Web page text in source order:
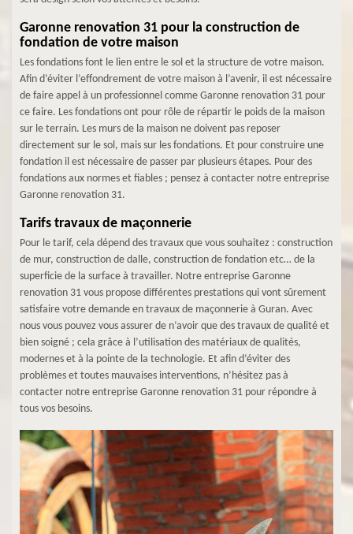
Garonne renovation 31 pour la construction de
fondation de votre maison
Les fondations font le lien entre le sol et la structure de votre maison.
Afin d’éviter l’effondrement de votre maison à l’avenir, il est nécessaire
de faire appel à un professionnel comme Garonne renovation 31 pour
ce faire. Les fondations ont pour rôle de répartir le poids de la maison
sur le terrain. Les murs de la maison ne doivent pas reposer
directement sur le sol, mais sur les fondations. Et pour construire une
fondation il est nécessaire de passer par plusieurs étapes. Pour des
fondations aux normes et fiables ; pensez à contacter notre entreprise
Garonne renovation 31.
Tarifs travaux de maçonnerie
Pour le tarif, cela dépend des travaux que vous souhaitez : construction
de mur, construction de dalle, construction de fondation etc… de la
superficie de la surface à travailler. Notre entreprise Garonne
renovation 31 vous propose différentes prestations qui vont sûrement
satisfaire votre demande en travaux de maçonnerie à Guran. Avec
nous vous pouvez vous assurer de n’avoir que des travaux de qualité et
bien soigné ; cela grâce à l’utilisation des matériaux de qualités,
modernes et à la pointe de la technologie. Et afin d’éviter des
problèmes et toutes mauvaises interventions, n’hésitez pas à
contacter notre entreprise Garonne renovation 31 pour répondre à
tous vos besoins.